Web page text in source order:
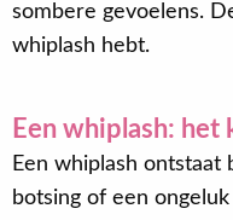
sombere gevoelens.
whiplash hebt.
Een whiplash: het
Een whiplash ontstaat
botsing of een